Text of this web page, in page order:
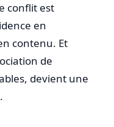
conflit est
en
contenu. Et
de
devient une